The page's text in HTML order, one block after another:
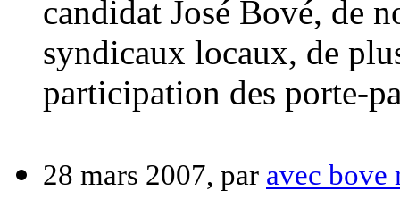
candidat José Bové, de
syndicaux locaux, de
participation des porte-
28 mars 2007, par avec bove